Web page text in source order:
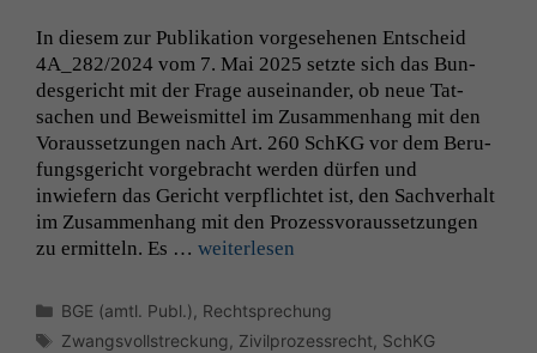
In diesem zur Pub­lika­tion vorge­se­henen Entscheid
4A_282/2024 vom 7. Mai 2025 set­zte sich das Bun­
des­gericht mit der Frage auseinan­der, ob neue Tat­
sachen und Beweis­mit­tel im Zusam­men­hang mit den
Voraus­set­zun­gen nach Art. 260 SchKG vor dem Beru­
fungs­gericht vorge­bracht wer­den dür­fen und
inwiefern das Gericht verpflichtet ist, den Sachver­halt
im Zusam­men­hang mit den Prozessvo­raus­set­zun­gen
zu ermit­teln. Es … weit­er­lesen
Kategorien
BGE (amtl. Publ.) Rechtsprechung
Schlagwörter
Zwangsvollstreckung Zivilprozessrecht SchKG